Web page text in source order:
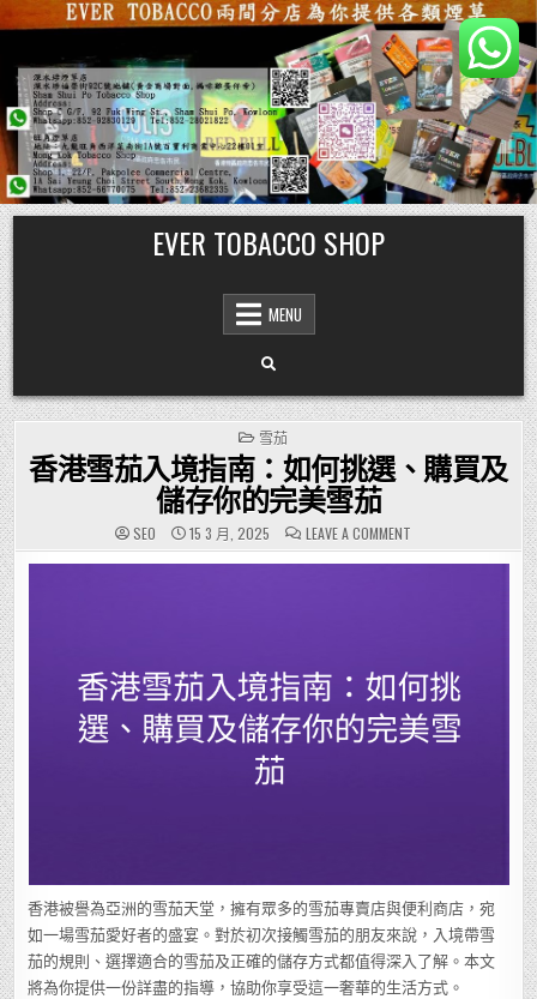
Skip
to
content
EVER TOBACCO SHOP
MENU
POSTED
IN
雪茄
香港雪茄入境指南：如何挑選、購買及
儲存你的完美雪茄
SEO 15 3 月, 2025 LEAVE A COMMENTON
香
港
何
挑
選、
購
買
及
香港被譽為亞洲的雪茄天堂，擁有眾多的雪茄專賣店與便利商店，宛
如一場雪茄愛好者的盛宴。對於初次接觸雪茄的朋友來說，入境帶雪
茄的規則、選擇適合的雪茄及正確的儲存方式都值得深入了解。本文
將為你提供一份詳盡的指導，協助你享受這一奢華的生活方式。